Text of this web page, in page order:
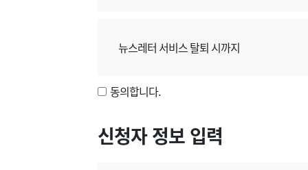
뉴스레터 서비스 탈퇴 시까지
동의합니다.
신청자 정보 입력